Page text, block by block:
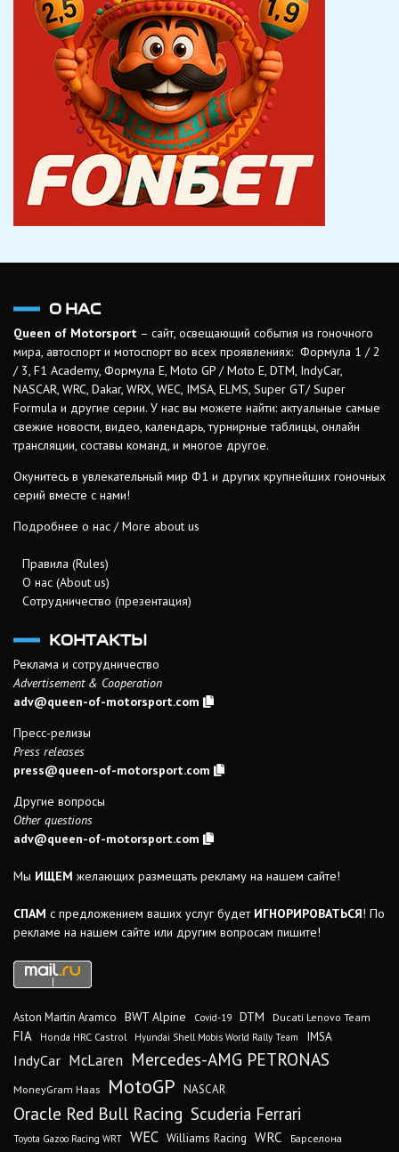
О НАС
Queen of Motorsport – сайт, освещающий события из гоночного
мира, автоспорт и мотоспорт во всех проявлениях: Формула 1 / 2
/ 3, F1 Academy, Формула Е, Moto GP / Moto E, DTM, IndyCar,
NASCAR, WRC, Dakar, WRX, WEC, IMSA, ELMS, Super GT/ Super
Formula и другие серии. У нас вы можете найти: актуальные самые
свежие новости, видео, календарь, турнирные таблицы, онлайн
трансляции, составы команд, и многое другое.
Окунитесь в увлекательный мир Ф1 и других крупнейших гоночных
серий вместе с нами!
Подробнее о нас / More about us
Правила (Rules)
О нас (About us)
Сотрудничество (презентация)
КОНТАКТЫ
Реклама и сотрудничество
Advertisement & Cooperation
adv@queen-of-motorsport.com
Пресс-релизы
Press releases
press@queen-of-motorsport.com
Другие вопросы
Other questions
adv@queen-of-motorsport.com
Мы ИЩЕМ желающих размещать рекламу на нашем сайте!
СПАМ с предложением ваших услуг будет ИГНОРИРОВАТЬСЯ! По
рекламе на нашем сайте или другим вопросам пишите!
Aston Martin Aramco BWT Alpine Covid-19 DTM Ducati Lenovo Team
FIA Honda HRC Castrol Hyundai Shell Mobis World Rally Team IMSA
IndyCar McLaren Mercedes-AMG PETRONAS
MoneyGram Haas MotoGP NASCAR
Oracle Red Bull Racing Scuderia Ferrari
Toyota Gazoo Racing WRT WEC Williams Racing WRC Барселона